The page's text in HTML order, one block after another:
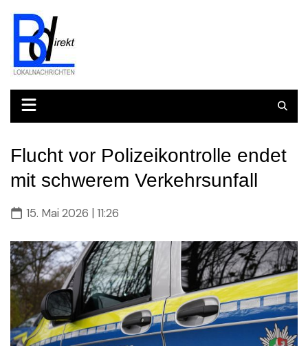
Skip
to
content
Flucht vor Polizeikontrolle endet
mit schwerem Verkehrsunfall
15. Mai 2026 | 11:26